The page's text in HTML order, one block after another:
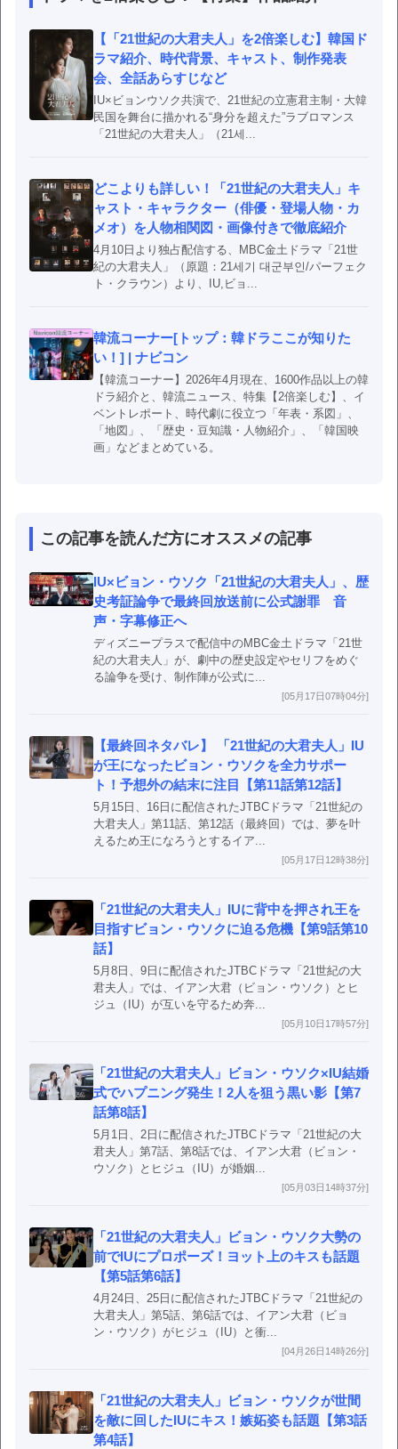
【「21世紀の大君夫人」を2倍楽しむ】韓国ド
ラマ紹介、時代背景、キャスト、制作発表
会、全話あらすじなど
IU×ビョンウソク共演で、21世紀の立憲君主制・大韓
民国を舞台に描かれる“身分を超えた”ラブロマンス
「21世紀の大君夫人」（21세...
どこよりも詳しい！「21世紀の大君夫人」キ
ャスト・キャラクター（俳優・登場人物・カ
メオ）を人物相関図・画像付きで徹底紹介
4月10日より独占配信する、MBC金土ドラマ「21世
紀の大君夫人」（原題：21세기 대군부인/パーフェク
ト・クラウン）より、IU,ビョ...
韓流コーナー[トップ：韓ドラここが知りた
い！] | ナビコン
【韓流コーナー】2026年4月現在、1600作品以上の韓
ドラ紹介と、韓流ニュース、特集【2倍楽しむ】、イ
ベントレポート、時代劇に役立つ「年表・系図」、
「地図」、「歴史・豆知識・人物紹介」、「韓国映
画」などまとめている。
この記事を読んだ方にオススメの記事
IU×ビョン・ウソク「21世紀の大君夫人」、歴
史考証論争で最終回放送前に公式謝罪 音
声・字幕修正へ
ディズニープラスで配信中のMBC金土ドラマ「21世
紀の大君夫人」が、劇中の歴史設定やセリフをめぐ
る論争を受け、制作陣が公式に...
[05月17日07時04分]
【最終回ネタバレ】 「21世紀の大君夫人」IU
が王になったビョン・ウソクを全力サポー
ト！予想外の結末に注目【第11話第12話】
5月15日、16日に配信されたJTBCドラマ「21世紀の
大君夫人」第11話、第12話（最終回）では、夢を叶
えるため王になろうとするイア...
[05月17日12時38分]
「21世紀の大君夫人」IUに背中を押され王を
目指すビョン・ウソクに迫る危機【第9話第10
話】
5月8日、9日に配信されたJTBCドラマ「21世紀の大
君夫人」では、イアン大君（ビョン・ウソク）とヒ
ジュ（IU）が互いを守るため奔...
[05月10日17時57分]
「21世紀の大君夫人」ビョン・ウソク×IU結婚
式でハプニング発生！2人を狙う黒い影【第7
話第8話】
5月1日、2日に配信されたJTBCドラマ「21世紀の大
君夫人」第7話、第8話では、イアン大君（ビョン・
ウソク）とヒジュ（IU）が婚姻...
[05月03日14時37分]
「21世紀の大君夫人」ビョン・ウソク大勢の
前でIUにプロポーズ！ヨット上のキスも話題
【第5話第6話】
4月24日、25日に配信されたJTBCドラマ「21世紀の
大君夫人」第5話、第6話では、イアン大君（ビョ
ン・ウソク）がヒジュ（IU）と衝...
[04月26日14時26分]
「21世紀の大君夫人」ビョン・ウソクが世間
を敵に回したIUにキス！嫉妬姿も話題【第3話
第4話】